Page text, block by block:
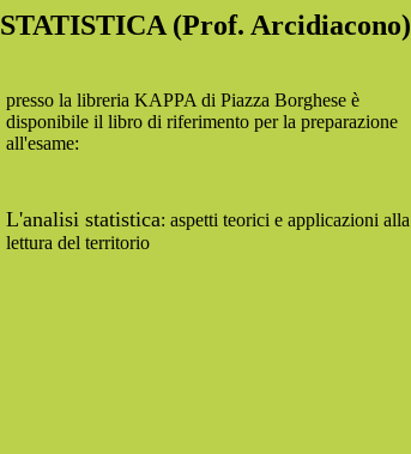
(Prof. Arcidiacono)
presso la libreria KAPPA di Piazza Borghese è
disponibile il libro di riferimento per la preparazione
all'esame:
L'analisi statistica: aspetti teorici e applicazioni alla
lettura del territorio